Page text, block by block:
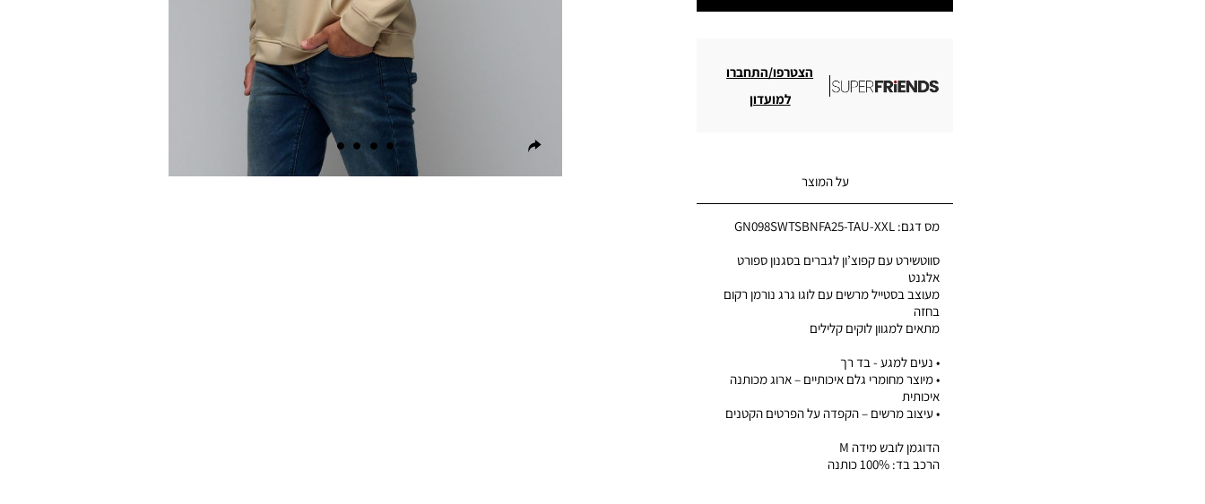
הצטרפו/התחברו
למועדון
על המוצר
מס דגם: GN098SWTSBNFA25-TAU-XXL
סווטשירט עם קפוצ’ון לגברים בסגנון ספורט
אלגנט
מעוצב בסטייל מרשים עם לוגו גרג נורמן רקום
בחזה
מתאים למגוון לוקים קלילים
• נעים למגע - בד רך
• מיוצר מחומרי גלם איכותיים – ארוג מכותנה
איכותית
• עיצוב מרשים – הקפדה על הפרטים הקטנים
הדוגמן לובש מידה M
הרכב בד: 100% כותנה